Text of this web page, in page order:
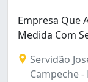
Empresa Que
Medida Com
Servidão
Campeche